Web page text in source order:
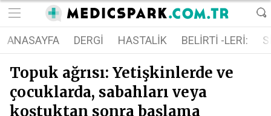
ANASAYFA DERGI HASTALIK BELIRTI -LERI:
Topuk ağrısı: Yetişkinlerde ve
çocuklarda, sabahları veya
koştuktan sonra başlama